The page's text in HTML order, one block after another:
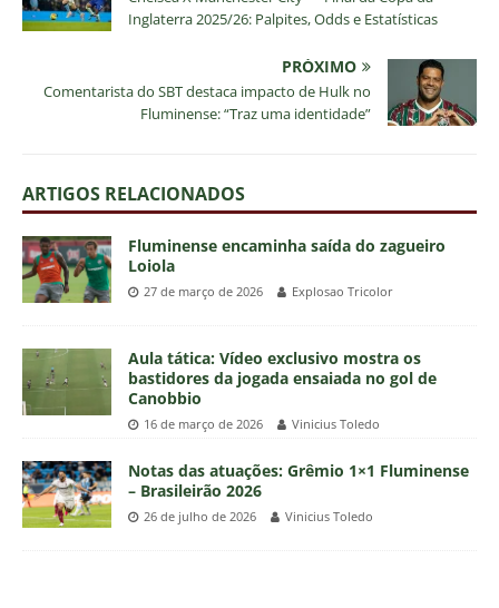
Inglaterra 2025/26: Palpites, Odds e Estatísticas
PRÓXIMO
Comentarista do SBT destaca impacto de Hulk no
Fluminense: “Traz uma identidade”
ARTIGOS RELACIONADOS
Fluminense encaminha saída do zagueiro
Loiola
27 de março de 2026 Explosao Tricolor
Aula tática: Vídeo exclusivo mostra os
bastidores da jogada ensaiada no gol de
Canobbio
16 de março de 2026 Vinicius Toledo
Notas das atuações: Grêmio 1×1 Fluminense
– Brasileirão 2026
26 de julho de 2026 Vinicius Toledo